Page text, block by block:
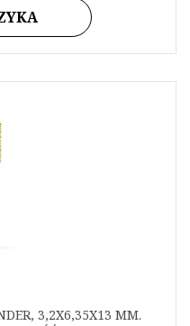
3,2X6,35X13 MM.